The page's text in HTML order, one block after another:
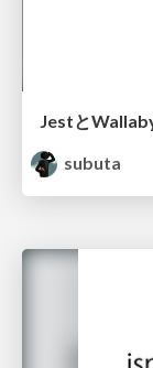
Jestと
subuta